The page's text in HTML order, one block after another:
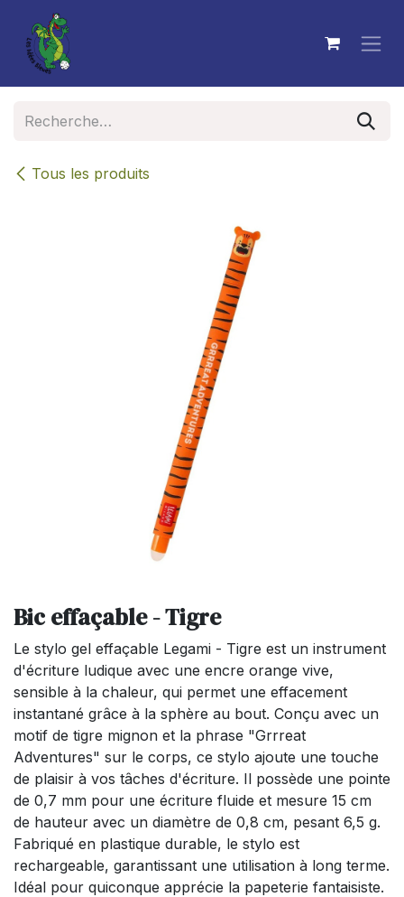
Se rendre au contenu
Tous les produits
Bic effaçable - Tigre
Le stylo gel effaçable Legami - Tigre est un instrument
d'écriture ludique avec une encre orange vive,
sensible à la chaleur, qui permet une effacement
instantané grâce à la sphère au bout. Conçu avec un
motif de tigre mignon et la phrase "Grrreat
Adventures" sur le corps, ce stylo ajoute une touche
de plaisir à vos tâches d'écriture. Il possède une pointe
de 0,7 mm pour une écriture fluide et mesure 15 cm
de hauteur avec un diamètre de 0,8 cm, pesant 6,5 g.
Fabriqué en plastique durable, le stylo est
rechargeable, garantissant une utilisation à long terme.
Idéal pour quiconque apprécie la papeterie fantaisiste.